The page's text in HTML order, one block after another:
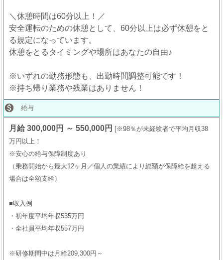
＼休憩時間は60分以上！／
安全運転のための休憩として、60分以上は必ず休憩をと
る規定になっています。
休憩をとるタイミングや場所はあなたの自由♪
※いずれの勤務形態も、出勤時間調整可能です！
※持ち帰り業務や残業はありません！
 給与
月給 300,000円 ～ 550,000円
※98％が未経験者で平均月収38
万円以上！
※安心の給与保障制度あり
（乗務開始から最大12ヶ月／個人の業績により総額が保障給を超える
場合は全額支給）
■収入例
・初年度平均年収535万円
・全社員平均年収557万円
※研修期間中は月給209,300円～